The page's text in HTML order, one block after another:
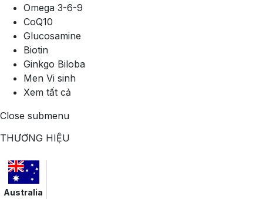
Omega 3-6-9
CoQ10
Glucosamine
Biotin
Ginkgo Biloba
Men Vi sinh
Xem tất cả
Close submenu
THƯƠNG HIỆU
Australia